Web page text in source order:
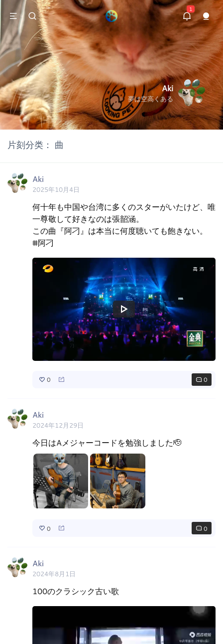
1
Aki
夢は空高くある
片刻分类： 曲
Aki
2025年10月4日
何十年も中国や台湾に多くのスターがいたけど、唯
一尊敬して好きなのは張韶涵。
この曲『阿刁』は本当に何度聴いても飽きない。
#阿刁
0 0
Aki
2024年12月29日
今日はAメジャーコードを勉強しました🫡
0 0
Aki
2024年8月1日
100のクラシック古い歌